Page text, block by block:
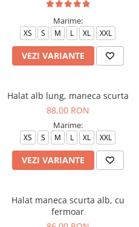
Halate medicale femei
Halate medicale barbati
Halate medicale P2 cu fluturas
Halate medicale cu fermoar
Halate medicale polar - unisex
Halate medicale albe
Fuste, Sarafane
Fuste medicale
Sarafane medicale
Marime:
XS S M L XL XXL
VEZI VARIANTE
Halat alb lung, maneca scurta
88,00 RON
Marime:
XS S M L XL XXL
VEZI VARIANTE
Halat maneca scurta alb, cu
fermoar